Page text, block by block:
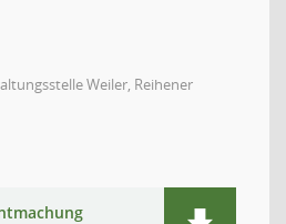
Weiler, Reihener